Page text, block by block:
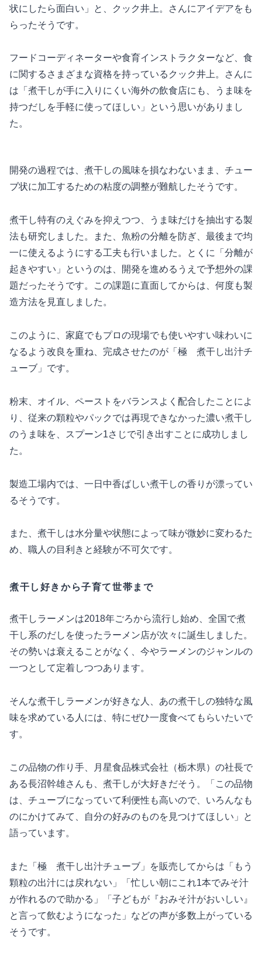
状にしたら面白い」と、クック井上。さんにアイデアをも
らったそうです。
フードコーディネーターや食育インストラクターなど、食
に関するさまざまな資格を持っているクック井上。さんに
は「煮干しが手に入りにくい海外の飲食店にも、うま味を
持つだしを手軽に使ってほしい」という思いがありまし
た。
開発の過程では、煮干しの風味を損なわないまま、チュー
ブ状に加工するための粘度の調整が難航したそうです。
煮干し特有のえぐみを抑えつつ、うま味だけを抽出する製
法も研究しました。また、魚粉の分離を防ぎ、最後まで均
一に使えるようにする工夫も行いました。とくに「分離が
起きやすい」というのは、開発を進めるうえで予想外の課
題だったそうです。この課題に直面してからは、何度も製
造方法を見直しました。
このように、家庭でもプロの現場でも使いやすい味わいに
なるよう改良を重ね、完成させたのが「極 煮干し出汁チ
ューブ」です。
粉末、オイル、ペーストをバランスよく配合したことによ
り、従来の顆粒やパックでは再現できなかった濃い煮干し
のうま味を、スプーン1さじで引き出すことに成功しまし
た。
製造工場内では、一日中香ばしい煮干しの香りが漂ってい
るそうです。
また、煮干しは水分量や状態によって味が微妙に変わるた
め、職人の目利きと経験が不可欠です。
煮干し好きから子育て世帯まで
煮干しラーメンは2018年ごろから流行し始め、全国で煮
干し系のだしを使ったラーメン店が次々に誕生しました。
その勢いは衰えることがなく、今やラーメンのジャンルの
一つとして定着しつつあります。
そんな煮干しラーメンが好きな人、あの煮干しの独特な風
味を求めている人には、特にぜひ一度食べてもらいたいで
す。
この品物の作り手、月星食品株式会社（栃木県）の社長で
ある長沼幹雄さんも、煮干しが大好きだそう。「この品物
は、チューブになっていて利便性も高いので、いろんなも
のにかけてみて、自分の好みのものを見つけてほしい」と
語っています。
また「極 煮干し出汁チューブ」を販売してからは「もう
顆粒の出汁には戻れない」「忙しい朝にこれ1本でみそ汁
が作れるので助かる」「子どもが『おみそ汁がおいしい』
と言って飲むようになった」などの声が多数上がっている
そうです。